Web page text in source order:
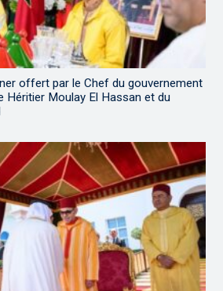
offert par le Chef du gouvernement
Héritier Moulay El Hassan et du